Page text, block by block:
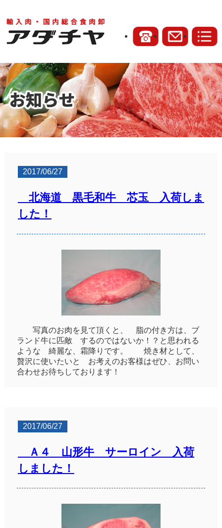
2017/06/27
北海道 黒毛和牛 芯玉 入荷しま
した！
写真のお肉を見て頂くと、 脂の付き方は、ブ
ランド牛に匹敵 するのではないか！？と思われる
ような 綺麗な、霜降りです。 焼き材として、
贅沢に使いたいと お考えのお客様はぜひ、お問い
合わせお待ちしております！
2017/06/27
Ａ４ 山形牛 サーロイン 入荷
しました！